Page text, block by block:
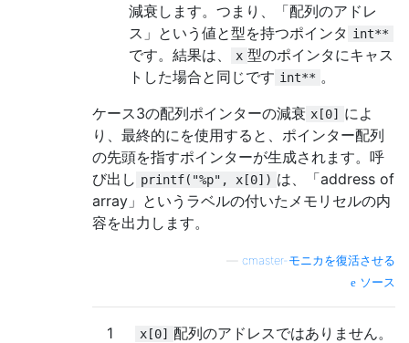
減衰します。つまり、「配列のアドレ
ス」という値と型を持つポインタ int**
です。結果は、 x 型のポインタにキャス
トした場合と同じです int** 。
ケース3の配列ポインターの減衰 x[0] によ
り、最終的にを使用すると、ポインター配列
の先頭を指すポインターが生成されます。呼
び出し printf("%p", x[0]) は、「address of
array」というラベルの付いたメモリセルの内
容を出力します。
cmaster-モニカを復活させる
ソース
1 x[0] 配列のアドレスではありません。